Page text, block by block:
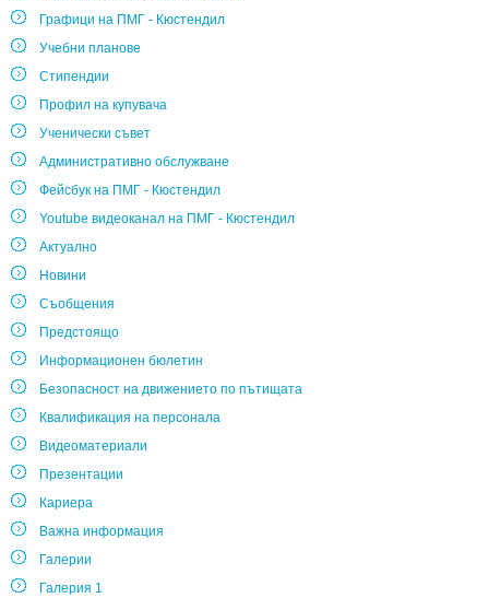
Графици на ПМГ - Кюстендил
Учебни планове
Стипендии
Профил на купувача
Ученически съвет
Административно обслужване
Фейсбук на ПМГ - Кюстендил
Youtube видеоканал на ПМГ - Кюстендил
Актуално
Новини
Съобщения
Предстоящо
Информационен бюлетин
Безопасност на движението по пътищата
Квалификация на персонала
Видеоматериали
Презентации
Кариера
Важна информация
Галерии
Галерия 1